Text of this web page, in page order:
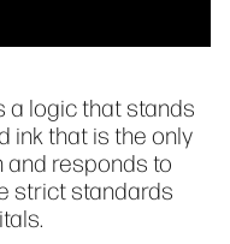
a logic that stands
ink that is the only
and responds to
strict standards